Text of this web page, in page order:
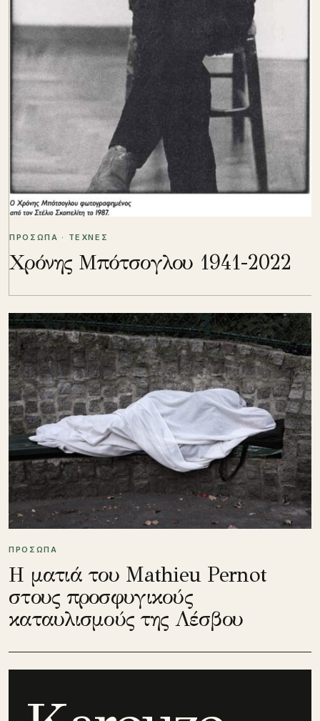
ΠΡΟΣΩΠΑ · ΤΕΧΝΕΣ
Χρόνης Μπότσογλου 1941-2022
ΠΡΟΣΩΠΑ
Η ματιά του Mathieu Pernot
στους προσφυγικούς
καταυλισμούς της Λέσβου